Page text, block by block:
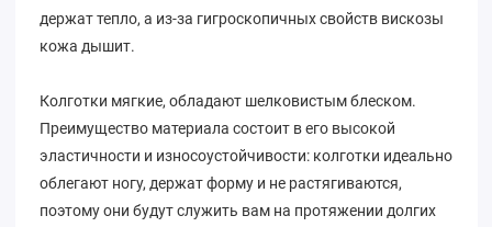
держат тепло, а из-за гигроскопичных свойств вискозы
кожа дышит.
Колготки мягкие, обладают шелковистым блеском.
Преимущество материала состоит в его высокой
эластичности и износоустойчивости: колготки идеально
облегают ногу, держат форму и не растягиваются,
поэтому они будут служить вам на протяжении долгих